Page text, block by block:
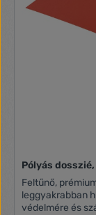
Pólyás
Feltűnő,
leggyakrabban
védelmére és